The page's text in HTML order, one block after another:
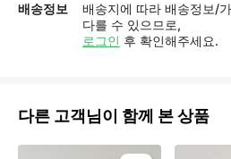
배송정보
배송지에 따라 배송정보/
다를 수 있으므로,
로그인 후 확인해주세요.
다른 고객님이 함께 본 상품